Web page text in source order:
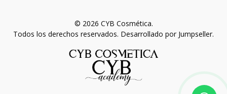
© 2026 CYB Cosmética.
Todos los derechos reservados. Desarrollado por Jumpseller.